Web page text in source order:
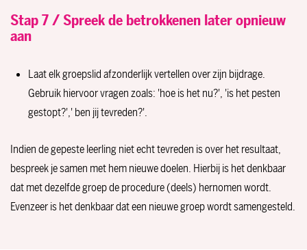
Stap 7 / Spreek de betrokkenen later opnieuw
aan
Laat elk groepslid afzonderlijk vertellen over zijn bijdrage.
Gebruik hiervoor vragen zoals: 'hoe is het nu?', 'is het pesten
gestopt?',' ben jij tevreden?'.
Indien de gepeste leerling niet echt tevreden is over het resultaat,
bespreek je samen met hem nieuwe doelen. Hierbij is het denkbaar
dat met dezelfde groep de procedure (deels) hernomen wordt.
Evenzeer is het denkbaar dat een nieuwe groep wordt samengesteld.